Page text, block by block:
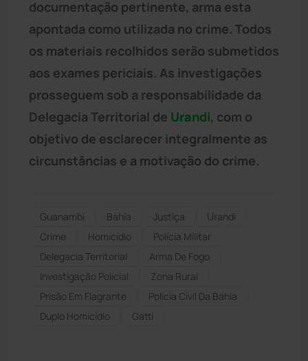
documentação pertinente, arma esta
apontada como utilizada no crime. Todos
os materiais recolhidos serão submetidos
aos exames periciais. As investigações
prosseguem sob a responsabilidade da
Delegacia Territorial de Urandi, com o
objetivo de esclarecer integralmente as
circunstâncias e a motivação do crime.
Guanambi Bahia Justiça
Urandi
Crime
Homicídio
Polícia Militar
Delegacia Territorial
Arma De Fogo
Investigação Policial
Zona Rural
Prisão Em Flagrante
Polícia Civil Da Bahia
Duplo Homicídio
Gatti